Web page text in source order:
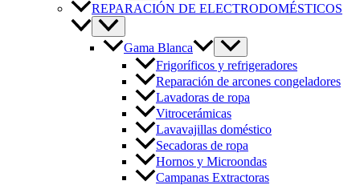
REPARACIÓN DE ELECTRODOMÉSTICOS
Gama Blanca
Frigoríficos y refrigeradores
Reparación de arcones congeladores
Lavadoras de ropa
Vitrocerámicas
Lavavajillas doméstico
Secadoras de ropa
Hornos y Microondas
Campanas Extractoras